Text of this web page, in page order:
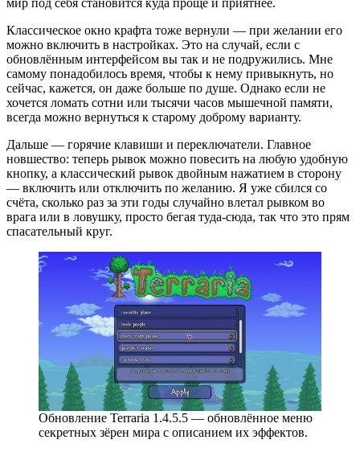
мир под себя становится куда проще и приятнее.
Классическое окно крафта тоже вернули — при желании его
можно включить в настройках. Это на случай, если с
обновлённым интерфейсом вы так и не подружились. Мне
самому понадобилось время, чтобы к нему привыкнуть, но
сейчас, кажется, он даже больше по душе. Однако если не
хочется ломать сотни или тысячи часов мышечной памяти,
всегда можно вернуться к старому доброму варианту.
Дальше — горячие клавиши и переключатели. Главное
новшество: теперь рывок можно повесить на любую удобную
кнопку, а классический рывок двойным нажатием в сторону
— включить или отключить по желанию. Я уже сбился со
счёта, сколько раз за эти годы случайно влетал рывком во
врага или в ловушку, просто бегая туда-сюда, так что это прям
спасательный круг.
Обновление Terraria 1.4.5.5 — обновлённое меню
секретных зёрен мира с описанием их эффектов.